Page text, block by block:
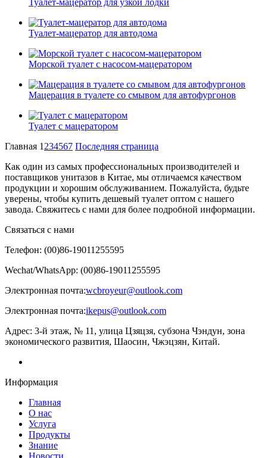
Туалет-мацератор для автодома
Морской туалет с насосом-мацератором
Мацерация в туалете со смывом для автофургонов
Туалет с мацератором
Главная 1 234567 Последняя страница
Как один из самых профессиональных производителей и
поставщиков унитазов в Китае, мы отличаемся качеством
продукции и хорошим обслуживанием. Пожалуйста, будьте
уверены, чтобы купить дешевый туалет оптом с нашего
завода. Свяжитесь с нами для более подробной информации.
Связаться с нами
Телефон: (00)86-19011255595
Wechat/WhatsApp: (00)86-19011255595
Электронная почта:wcbroyeur@outlook.com
Электронная почта:ikepus@outlook.com
Адрес: 3-й этаж, № 11, улица Цзяцзя, субзона Чэндун, зона
экономического развития, Шаосин, Чжэцзян, Китай.
Информация
Главная
О нас
Услуга
Продукты
Знание
Новости